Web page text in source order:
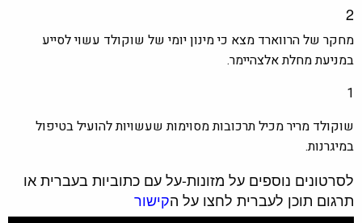
2
מחקר של הרווארד מצא כי מינון יומי של שוקולד עשוי לסייע
במניעת מחלת אלצהיימר.
1
שוקולד מריר מכיל תרכובות מסוימות שעשויות להועיל בטיפול
במיגרנות.
לסרטונים נוספים על מזונות-על עם כתוביות בעברית או
תרגום תוכן לעברית לחצו על הקישור